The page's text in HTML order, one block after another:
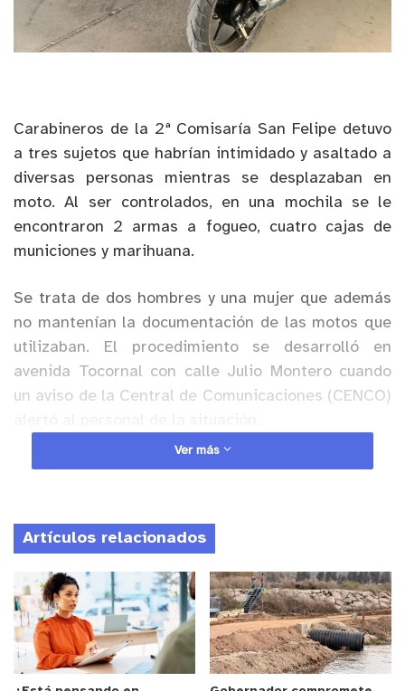
Carabineros de la 2ª Comisaría San Felipe detuvo
a tres sujetos que habrían intimidado y asaltado a
diversas personas mientras se desplazaban en
moto. Al ser controlados, en una mochila se le
encontraron 2 armas a fogueo, cuatro cajas de
municiones y marihuana.
Se trata de dos hombres y una mujer que además
no mantenían la documentación de las motos que
utilizaban. El procedimiento se desarrolló en
avenida Tocornal con calle Julio Montero cuando
un aviso de la Central de Comunicaciones (CENCO)
Anuncio Patrocinado
Comisaría para el procedimiento de rigor.
Ver más
Artículos relacionados